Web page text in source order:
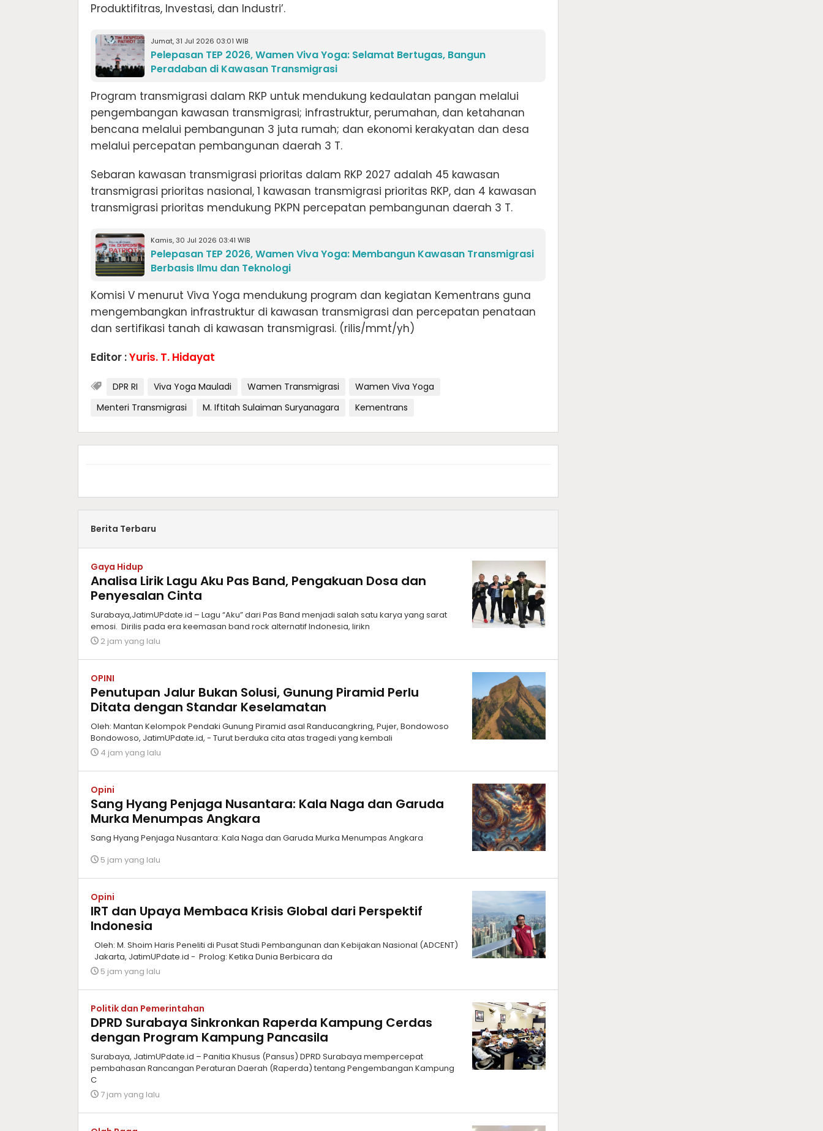
Produktifitras, Investasi, dan Industri’.
Jumat, 31 Jul 2026 03:01 WIB
Pelepasan TEP 2026, Wamen Viva Yoga: Selamat Bertugas, Bangun
Peradaban di Kawasan Transmigrasi
Program transmigrasi dalam RKP untuk mendukung kedaulatan pangan melalui
pengembangan kawasan transmigrasi; infrastruktur, perumahan, dan ketahanan
bencana melalui pembangunan 3 juta rumah; dan ekonomi kerakyatan dan desa
melalui percepatan pembangunan daerah 3 T.
Sebaran kawasan transmigrasi prioritas dalam RKP 2027 adalah 45 kawasan
transmigrasi prioritas nasional, 1 kawasan transmigrasi prioritas RKP, dan 4 kawasan
transmigrasi prioritas mendukung PKPN percepatan pembangunan daerah 3 T.
Kamis, 30 Jul 2026 03:41 WIB
Pelepasan TEP 2026, Wamen Viva Yoga: Membangun Kawasan Transmigrasi
Berbasis Ilmu dan Teknologi
Komisi V menurut Viva Yoga mendukung program dan kegiatan Kementrans guna
mengembangkan infrastruktur di kawasan transmigrasi dan percepatan penataan
dan sertifikasi tanah di kawasan transmigrasi. (rilis/mmt/yh)
Editor :Yuris. T. Hidayat
DPR RI Viva Yoga Mauladi Wamen Transmigrasi
Wamen Viva Yoga
Menteri Transmigrasi
M. Iftitah Sulaiman Suryanagara Kementrans
Berita Terbaru
Gaya Hidup
Analisa Lirik Lagu Aku Pas Band, Pengakuan Dosa dan
Penyesalan Cinta
Surabaya,JatimUPdate.id – Lagu “Aku” dari Pas Band menjadi salah satu karya yang sarat
emosi. Dirilis pada era keemasan band rock alternatif Indonesia, lirikn
2 jam yang lalu
OPINI
Penutupan Jalur Bukan Solusi, Gunung Piramid Perlu
Ditata dengan Standar Keselamatan
Oleh: Mantan Kelompok Pendaki Gunung Piramid asal Randucangkring, Pujer, Bondowoso
Bondowoso, JatimUPdate.id, - Turut berduka cita atas tragedi yang kembali
4 jam yang lalu
Opini
Sang Hyang Penjaga Nusantara: Kala Naga dan Garuda
Murka Menumpas Angkara
Sang Hyang Penjaga Nusantara: Kala Naga dan Garuda Murka Menumpas Angkara
5 jam yang lalu
Opini
IRT dan Upaya Membaca Krisis Global dari Perspektif
Indonesia
Oleh: M. Shoim Haris Peneliti di Pusat Studi Pembangunan dan Kebijakan Nasional (ADCENT)
Jakarta, JatimUPdate.id - Prolog: Ketika Dunia Berbicara da
5 jam yang lalu
Politik dan Pemerintahan
DPRD Surabaya Sinkronkan Raperda Kampung Cerdas
dengan Program Kampung Pancasila
Surabaya, JatimUPdate.id – Panitia Khusus (Pansus) DPRD Surabaya mempercepat
pembahasan Rancangan Peraturan Daerah (Raperda) tentang Pengembangan Kampung
C
7 jam yang lalu